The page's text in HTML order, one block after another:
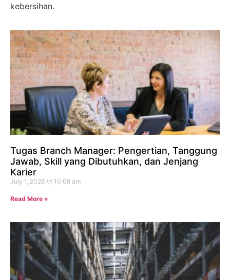
kebersihan.
Tugas Branch Manager: Pengertian, Tanggung
Jawab, Skill yang Dibutuhkan, dan Jenjang
Karier
July 1, 2026 10:08 am
Read More »